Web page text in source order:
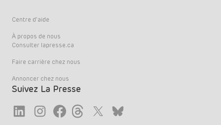
Centre d’aide
À propos de nous
Consulter lapresse.ca
Faire carrière chez nous
Annoncer chez nous
Suivez La Presse
LinkedIn
Link Link Link Twitter Link